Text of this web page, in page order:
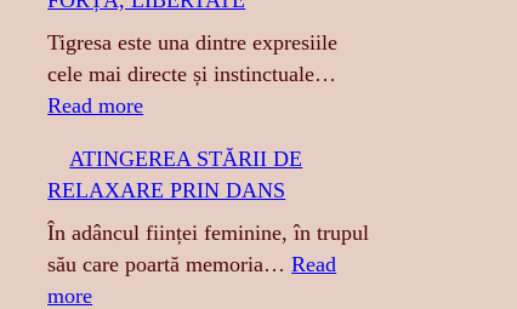
Tigresa este una dintre expresiile
cele mai directe și instinctuale…
Read more:
I
G
R
E
ATINGEREA STĂRII DE
RELAXARE PRIN DANS
În adâncul ființei feminine, în trupul
său care poartă memoria…Read
more: